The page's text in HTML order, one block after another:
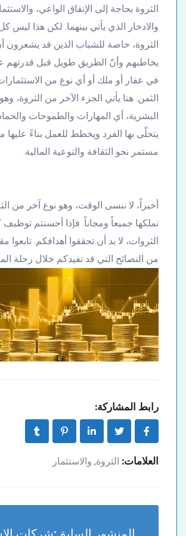
الثروة بحاجة إلى الإنفاق الواعي،
والادخار الذي يأتي بينهما. لكن هذا ليس
الثروة، خاصة للشباب الذين قد يشعرون
يخاطبهم وأنّ الطريق طويل قبل قدرتهم
في عقار أو ملك أو أي نوع من
الثمن. هنا يأتي الجزء الآخر من الثروة،
البشرية، أي المهارات والطموحات
يتحلّى بها الفرد ويخطط للعمل بناءً
مستمر نحو الثقافة والتوعية المالية.
أخيراً، لا ننسى الوقت، وهو نوع آخر من
نملكها جميعاً ومجاناً. فإذا أحسنتم
الثروات، لا بد أن تحققوا أهدافكم. تابعوا
من النصائح التي قد تفيدكم خلال رحلة
رابط المشاركة:
العلامات: الثروة, والاستثمار
المنشور السابق:شركات